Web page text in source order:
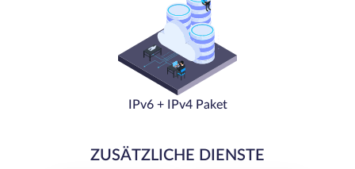
IPv6 + IPv4 Paket
ZUSÄTZLICHE DIENSTE